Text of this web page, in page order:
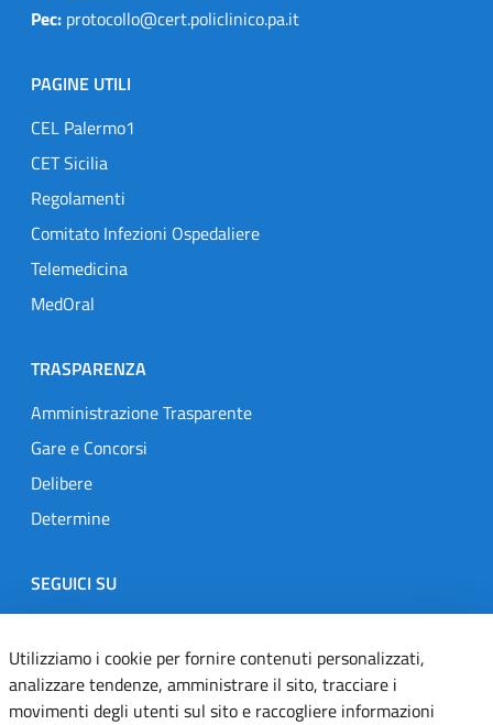
Pec: protocollo@cert.policlinico.pa.it
PAGINE UTILI
CEL Palermo1
CET Sicilia
Regolamenti
Comitato Infezioni Ospedaliere
Telemedicina
MedOral
TRASPARENZA
Amministrazione Trasparente
Gare e Concorsi
Delibere
Determine
SEGUICI SU
Designers Italia
TwitterInstagramYoutubeLinkedin
Utilizziamo i cookie per fornire contenuti personalizzati,
analizzare tendenze, amministrare il sito, tracciare i
movimenti degli utenti sul sito e raccogliere informazioni